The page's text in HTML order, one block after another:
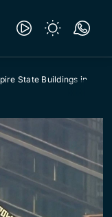
State Buildings in